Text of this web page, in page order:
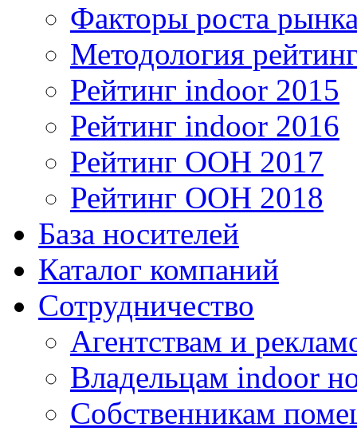
Факторы роста
Методология
Рейтинг indoor 2015
Рейтинг indoor 2016
Рейтинг OOH 2017
Рейтинг OOH 2018
База носителей
Каталог компаний
Сотрудничество
Агентствам и
Владельцам indoor
Собственникам